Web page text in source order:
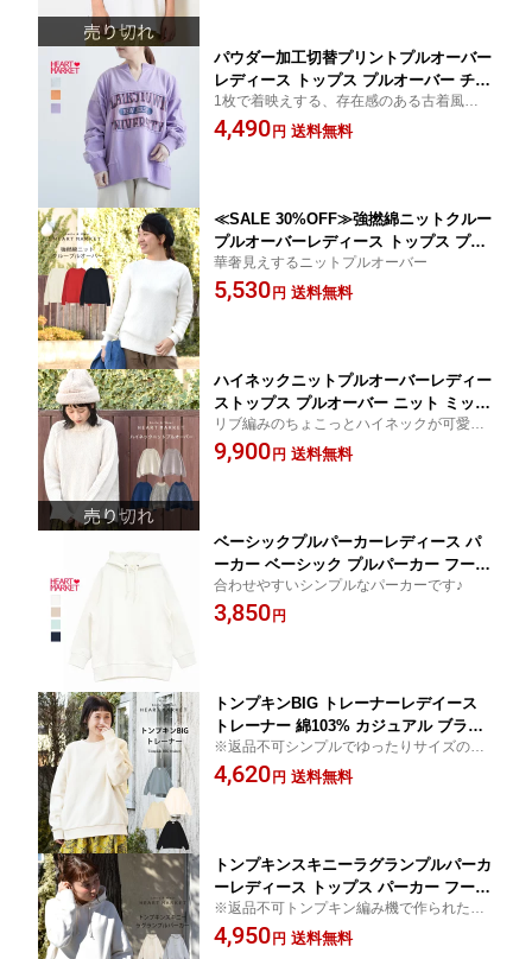
パウダー加工切替プリントプルオーバー
レディース トップス プルオーバー チュ
ニック 長袖 オータム オレンジ ライト
パープル 綿 ポリウレタン
1枚で着映えする、存在感のある古着風ロゴ
プルオーバー
4,490 円 送料無料
≪SALE 30%OFF≫強撚綿ニットクルー
プルオーバーレディース トップス プル
オーバー ナチュラル ネイビー レッド
ニット knit 人気アイテム お宝アイテム
華奢見えするニットプルオーバー
5,530 円 送料無料
ハイネックニットプルオーバーレディー
ストップス プルオーバー ニット ミック
スニット ブルー ベージュ ナチュラル
ネイビー /st/kn
リブ編みのちょこっとハイネックが可愛い
ざっくりニット。
9,900 円 送料無料
ベーシックプルパーカーレディース パ
ーカー ベーシック プルパーカー フード
パーカー パーカー ホワイト ベージュ
サックス ネイビー パーカー祭り ベーシ
合わせやすいシンプルなパーカーです♪
3,850 円
トンプキンBIG トレーナーレデイース
トレーナー 綿103% カジュアル ブラッ
ク サックス ホワイト ナチュラル 無地
人気 04ss ベーシックアイテム お宝アイ
※返品不可シンプルでゆったりサイズのト
レーナーです
4,620 円 送料無料
トンプキンスキニーラグランプルパーカ
ーレディース トップス パーカー フード
フードパーカー ホワイト ブラック ネイ
ビー 白 黒 紺 グレー 灰色 パーカー祭り
※返品不可トンプキン編み機で作られた価
値あるラグランパーカー
4,950 円 送料無料